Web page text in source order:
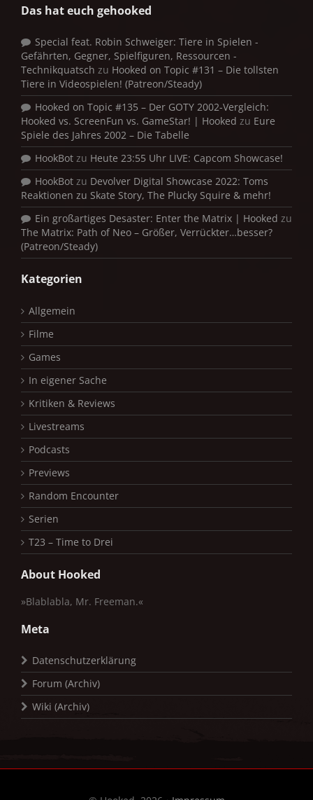
Das hat euch gehooked
Special feat. Robin Schweiger: Tiere in Spielen -
Gefährten, Gegner, Spielfiguren, Ressourcen -
Technikquatsch zu Hooked on Topic #131 – Die tollsten
Tiere in Videospielen! (Patreon/Steady)
Hooked on Topic #135 – Der GOTY 2002-Vergleich:
Hooked vs. ScreenFun vs. GameStar! | Hooked zu Eure
Spiele des Jahres 2002 – Die Tabelle
HookBot zu Heute 23:55 Uhr LIVE: Capcom Showcase!
HookBot zu Devolver Digital Showcase 2022: Toms
Reaktionen zu Skate Story, The Plucky Squire & mehr!
Ein großartiges Desaster: Enter the Matrix | Hooked zu
The Matrix: Path of Neo – Größer, Verrückter…besser?
(Patreon/Steady)
Kategorien
Allgemein
Filme
Games
In eigener Sache
Kritiken & Reviews
Livestreams
Podcasts
Previews
Random Encounter
Serien
T23 – Time to Drei
About Hooked
»Blablabla, Mr. Freeman.«
Meta
Datenschutzerklärung
Forum (Archiv)
Wiki (Archiv)